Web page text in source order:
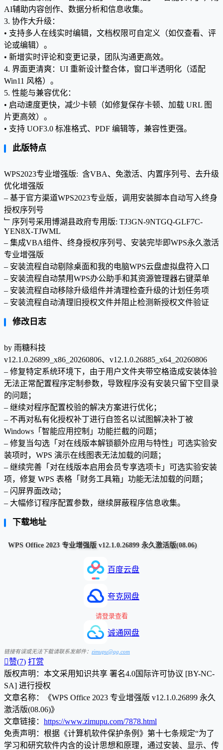
AI辅助内容创作、数据分析和信息收集。
3. 协作大升级：
• 支持多人在线实时编辑，文档权限可自定义（如仅查看、评
论或编辑）。
• 新增实时评论和变更记录，团队沟通更高效。
4. 界面更清爽：UI 重新设计整合体，窗口半透明化（适配
Win11 风格）。
5. 性能与兼容优化：
• 启动速度更快，减少卡顿（如修复保存卡顿、加载 URL 图
片更高效）。
• 支持 UOF3.0 标准格式、PDF 编辑等，兼容性更强。
此版特点
WPS2023专业增强版: 含VBA、免激活、内置序列号、去升级
优化增强版
– 基于官方渠道WPS2023专业版，调用安装脚本自动写入终身
授权序列号
﹂序列号采用博湖县政府专用版: TJ3GN-9NTGQ-GLF7C-
YEN8X-TJWML
– 集成VBA组件、终身授权序列号、安装完毕即WPS永久激活
专业增强版
– 安装流程自动剔除桌面和我的电脑WPS云盘虚拟盘符入口
– 安装流程自动禁用WPS办公助手和其资源管理器右键菜单
– 安装流程自动移除升级组件并清理检查升级的计划任务项
– 安装流程自动清理旧授权文件并阻止检测新授权文件验证
修改日志
by 雨糖科技
v12.1.0.26899_x86_20260806、v12.1.0.26885_x64_20260806
– 修复特定系统环境下，由于用户文件夹带空格造成安装体验
无法正常配置程序定制参数，导致程序没有安装只留下空目录
的问题；
– 继续对程序配置校验的解决方案进行优化；
– 不再对私有化授权补丁进行自签名以试图解决补丁被
Windows「智能应用控制」功能拦截的问题；
– 修复当勾选「对在线版本解锁额外应用与特性」可选实验安
装项时，WPS 演示在线图表无法加载的问题；
– 继续完善「对在线版本启用会员专享选项卡」可选实验安装
项，修复 WPS 表格「财务工具箱」功能无法加载的问题；
– 闪屏界面改动；
– 大幅修订程序配置参数，继续屏蔽程序信息收集。
下载地址
WPS Office 2023 专业增强版 v12.1.0.26899 永久激活版(08.06)
百度云盘
夸克网盘
请登录查看
诚通网盘
链接有误或无法下载请联系发邮件： zimupu@qq.com
赞(7) 打赏
版权声明：本文采用知识共享 署名4.0国际许可协议 [BY-NC-
SA] 进行授权
文章名称：《WPS Office 2023 专业增强版 v12.1.0.26899 永久
激活版(08.06)》
文章链接： https://www.zimupu.com/7878.html
免责声明：根据《计算机软件保护条例》第十七条规定“为了
学习和研究软件内含的设计思想和原理，通过安装、显示、传